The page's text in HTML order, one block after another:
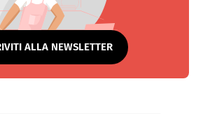
ALLA NEWSLETTER